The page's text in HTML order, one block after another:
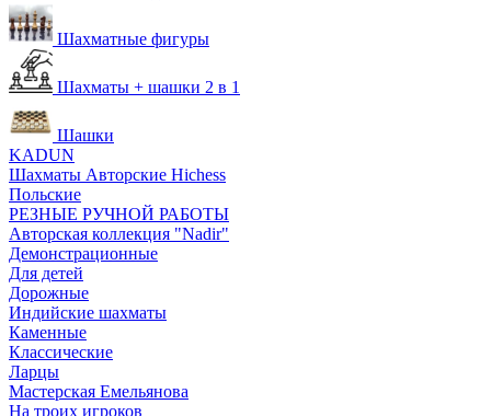
Шахматные фигуры
Шахматы + шашки 2 в 1
Шашки
KADUN
Шахматы Авторские Hichess
Польские
РЕЗНЫЕ РУЧНОЙ РАБОТЫ
Авторская коллекция "Nadir"
Демонстрационные
Для детей
Дорожные
Индийские шахматы
Каменные
Классические
Ларцы
Мастерская Емельянова
На троих игроков